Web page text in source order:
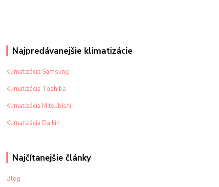
Najpredávanejšie klimatizácie
Klimatizácia Samsung
Klimatizácia Toshiba
Klimatizácia Mitsubishi
Klimatizácia Daikin
Najčítanejšie články
Blog